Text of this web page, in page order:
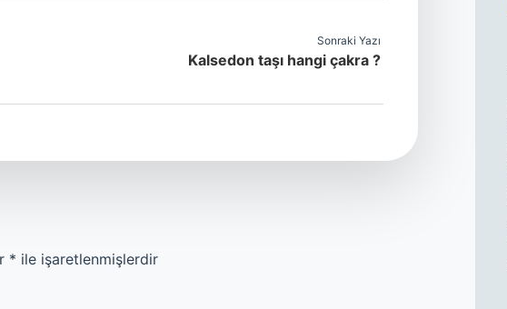
Sonraki Yazı
Kalsedon taşı hangi çakra ?
* ile işaretlenmişlerdir